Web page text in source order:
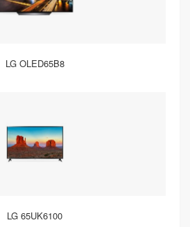
LG OLED65B8
LG 65UK6100